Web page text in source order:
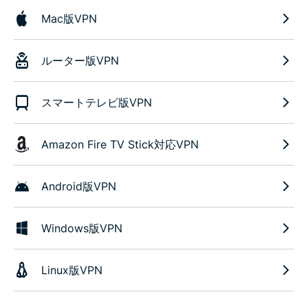
Mac版VPN
ルーター版VPN
スマートテレビ版VPN
Amazon Fire TV Stick対応VPN
Android版VPN
Windows版VPN
Linux版VPN